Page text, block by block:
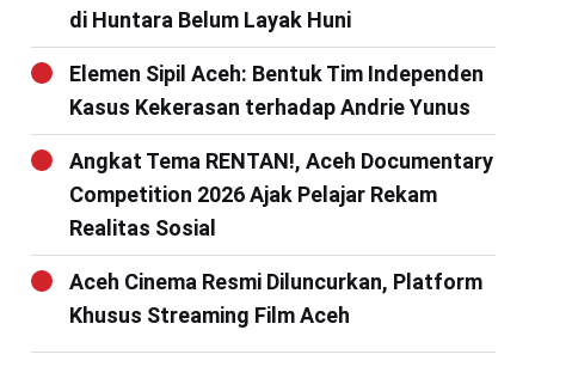
di Huntara Belum Layak Huni
Elemen Sipil Aceh: Bentuk Tim Independen
Kasus Kekerasan terhadap Andrie Yunus
Angkat Tema RENTAN!, Aceh Documentary
Competition 2026 Ajak Pelajar Rekam
Realitas Sosial
Aceh Cinema Resmi Diluncurkan, Platform
Khusus Streaming Film Aceh